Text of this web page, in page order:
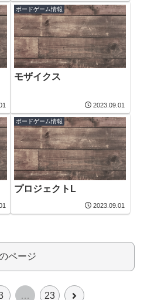
ボードゲーム情報
モザイクス
2023.09.01
ボードゲーム情報
プロジェクトL
2023.09.01
ページ
… 23 次